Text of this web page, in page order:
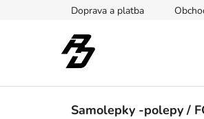
Doprava a platba
Samolepky -polepy /